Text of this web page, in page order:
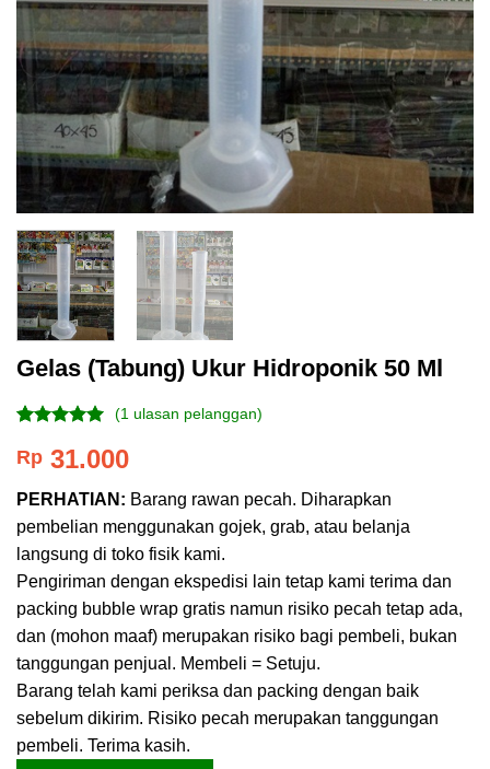
Gelas (Tabung) Ukur Hidroponik 50 Ml
5.00 dari 5
penilaian
pelanggan
(1 ulasan pelanggan)
Rp 31.000
PERHATIAN: Barang rawan pecah. Diharapkan
pembelian menggunakan gojek, grab, atau belanja
langsung di toko fisik kami.
Pengiriman dengan ekspedisi lain tetap kami terima dan
packing bubble wrap gratis namun risiko pecah tetap ada,
dan (mohon maaf) merupakan risiko bagi pembeli, bukan
tanggungan penjual. Membeli = Setuju.
Barang telah kami periksa dan packing dengan baik
sebelum dikirim. Risiko pecah merupakan tanggungan
pembeli. Terima kasih.